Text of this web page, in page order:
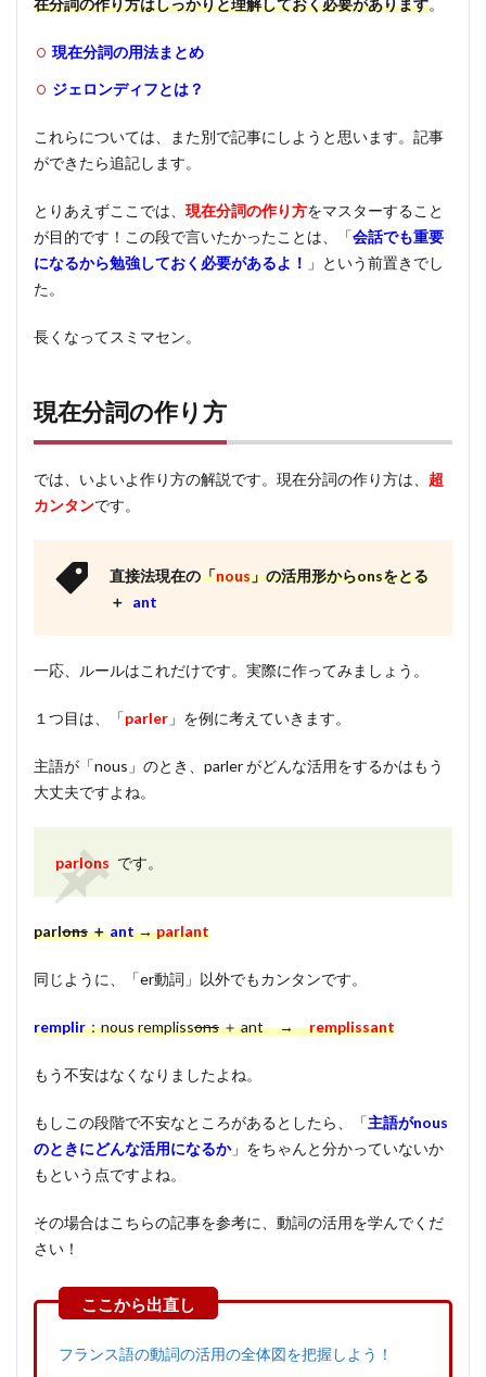
現在分詞の用法まとめ
ジェロンディフとは？
これらについては、また別で記事にしようと思います。記事
ができたら追記します。
とりあえずここでは、 現在分詞の作り方をマスターすること
が目的です！この段で言いたかったことは、「会話でも重要
になるから勉強しておく必要があるよ！ 」という前置きでし
た。
長くなってスミマセン。
現在分詞の作り方
では、いよいよ作り方の解説です。現在分詞の作り方は、 超
カンタンです。
直接法現在の「nous」の活用形からonsをとる
＋ ant
一応、ルールはこれだけです。実際に作ってみましょう。
１つ目は、「parler 」を例に考えていきます。
主語が「nous」のとき、parler がどんな活用をするかはもう
大丈夫ですよね。
parlons です。
parlons＋ant→parlant
同じように、「er動詞」以外でもカンタンです。
remplir：nous remplissons＋ ant →remplissant
もう不安はなくなりましたよね。
もしこの段階で不安なところがあるとしたら、「主語がnous
のときにどんな活用になるか」をちゃんと分かっていないか
もという点ですよね。
その場合はこちらの記事を参考に、動詞の活用を学んでくだ
さい！
フランス語の動詞の活用の全体図を把握しよう！